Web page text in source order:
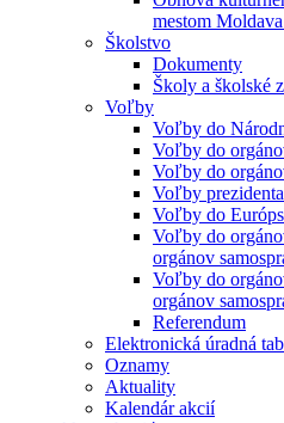
mestom
Školstvo
Dokumenty
Školy a školské
Voľby
Voľby do
Voľby do
Voľby do
Voľby
Voľby do
Voľby do
orgánov
Voľby do
orgánov
Referendum
Elektronická úradná
Oznamy
Aktuality
Kalendár akcií